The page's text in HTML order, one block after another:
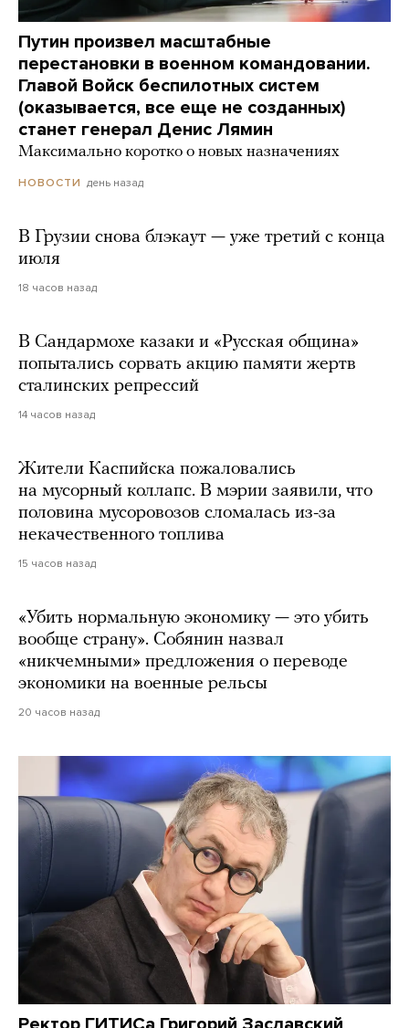
Путин произвел масштабные
перестановки в военном командовании.
Главой Войск беспилотных систем
(оказывается, все еще не созданных)
станет генерал Денис Лямин
Максимально коротко о новых назначениях
НОВОСТИ день назад
В Грузии снова блэкаут — уже третий с конца
июля
18 часов назад
В Сандармохе казаки и «Русская община»
попытались сорвать акцию памяти жертв
сталинских репрессий
14 часов назад
Жители Каспийска пожаловались
на мусорный коллапс. В мэрии заявили, что
половина мусоровозов сломалась из-за
некачественного топлива
15 часов назад
«Убить нормальную экономику — это убить
вообще страну». Собянин назвал
«никчемными» предложения о переводе
экономики на военные рельсы
20 часов назад